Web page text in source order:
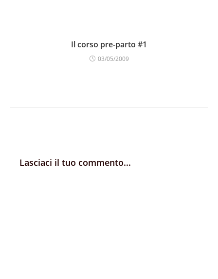
Il corso pre-parto #1
03/05/2009
Lasciaci il tuo commento...